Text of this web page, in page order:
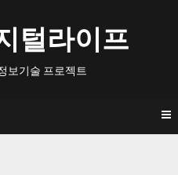
털라이프
보기술 프로젝트